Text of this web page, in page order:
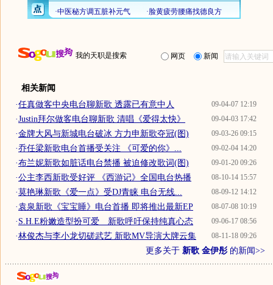
我的天职是搜索 网页 新闻
相关新闻
09-04-07 12:19
·任真做客中央电台聊新歌 透露已有意中人
09-04-03 17:42
·Justin拜尔做客电台聊新歌 清唱《爱得太快》
09-03-26 09:15
·金牌大风与新城电台破冰 方力申新歌夺冠(图)
09-02-04 14:20
·乔任梁新歌电台首播受关注 《可爱的你》...
09-01-20 09:26
·布兰妮新歌如脏话电台禁播 被迫修改歌词(图)
08-10-14 15:57
·公主李西新歌受好评 《西游记》全国电台热播
08-09-12 14:12
·莫艳琳新歌《爱一点》受DJ青睐 电台无线...
08-07-08 10:19
·袁泉新歌《宝宝睡》电台首播 即将推出最新EP
09-06-17 08:56
·S.H.E粉嫩造型扮可爱 新歌呼吁保持纯真心态
08-11-18 09:26
·林俊杰与李小龙切磋武艺 新歌MV导演大牌云集
更多关于 新歌 金伊彤的新闻>>